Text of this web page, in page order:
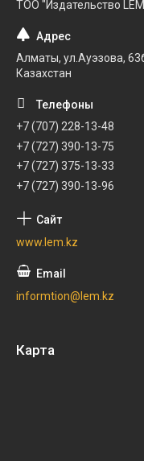
ТОО "Издательство
Алматы, ул.Ауэзова,
Казахстан
+7 (707) 228-13-48
+7 (727) 390-13-75
+7 (727) 375-13-33
+7 (727) 390-13-96
www.lem.kz
informtion@lem.kz
Карта